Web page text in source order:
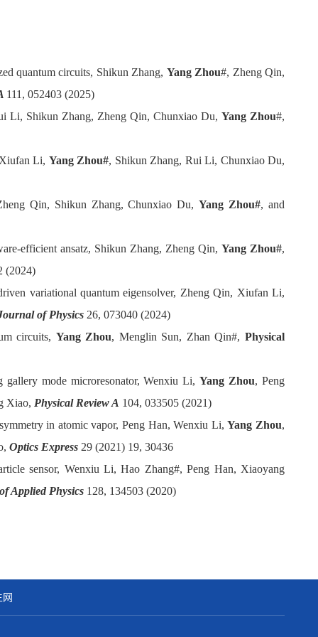
quantum circuits, Shikun Zhang, Yang Zhou#, Zheng Qin,
111, 052403 (2025)
Li, Shikun Zhang, Zheng Qin, Chunxiao Du, Yang Zhou#,
Li, Yang Zhou#, Shikun Zhang, Rui Li, Chunxiao Du,
Qin, Shikun Zhang, Chunxiao Du,Yang Zhou#, and
efficient ansatz, Shikun Zhang, Zheng Qin,Yang Zhou#,
(2024)
variational quantum eigensolver, Zheng Qin, Xiufan Li,
of Physics 26, 073040 (2024)
circuits, Yang Zhou, Menglin Sun, Zhan Qin#, Physical
gallery mode microresonator, Wenxiu Li,Yang Zhou, Peng
Xiao, Physical Review A 104, 033505 (2021)
in atomic vapor, Peng Han, Wenxiu Li,Yang Zhou,
Optics Express29 (2021) 19, 30436
sensor, Wenxiu Li, Hao Zhang#, Peng Han, Xiaoyang
Applied Physics128, 134503 (2020)